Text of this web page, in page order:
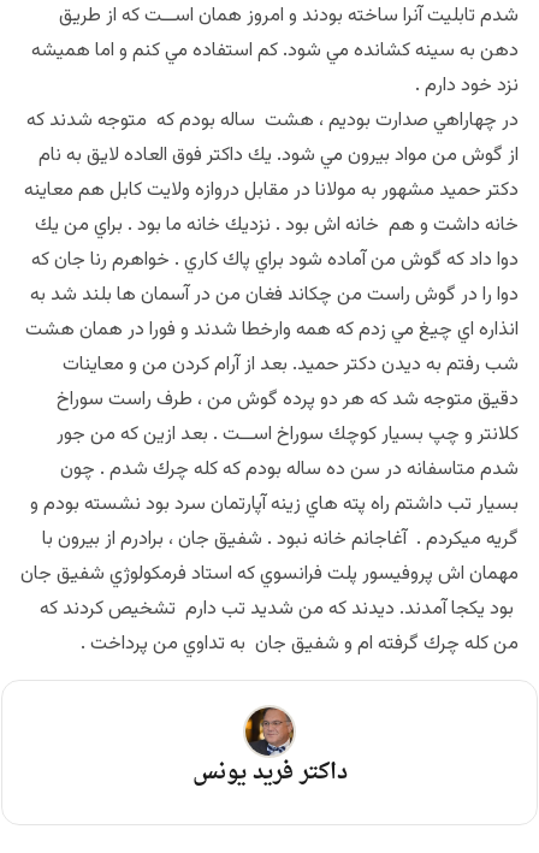
شدم تابليت آنرا ساخته بودند و امروز همان اســت كه از طريق
دهن به سينه كشانده مي شود. كم استفاده مي كنم و اما هميشه
نزد خود دارم .
در چهاراهي صدارت بوديم ، هشت ساله بودم كه متوجه شدند كه
از گوش من مواد بيرون مي شود. يك داكتر فوق العاده لايق به نام
دكتر حميد مشهور به مولانا در مقابل دروازه ولايت كابل هم معاينه
خانه داشت و هم خانه اش بود . نزديك خانه ما بود . براي من يك
دوا داد كه گوش من آماده شود براي پاك كاري . خواهرم رنا جان كه
دوا را در گوش راست من چكاند فغان من در آسمان ها بلند شد به
انذاره اي چيغ مي زدم كه همه وارخطا شدند و فورا در همان هشت
شب رفتم به ديدن دكتر حميد. بعد از آرام كردن من و معاينات
دقيق متوجه شد كه هر دو پرده گوش من ، طرف راست سوراخ
كلانتر و چپ بسيار كوچك سوراخ اســت . بعد ازين كه من جور
شدم متاسفانه در سن ده ساله بودم كه كله چرك شدم . چون
بسيار تب داشتم راه پته هاي زينه آپارتمان سرد بود نشسته بودم و
گريه ميكردم . آغاجانم خانه نبود . شفيق جان ، برادرم از بيرون با
مهمان اش پروفيسور پلت فرانسوي كه استاد فرمكولوژي شفيق جان
بود يكجا آمدند. ديدند كه من شديد تب دارم تشخيص كردند كه
من كله چرك گرفته ام و شفيق جان به تداوي من پرداخت .
داکتر فرید یونس